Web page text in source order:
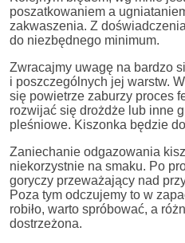
poszatkowaniem a
zakwaszenia. Z
do niezbędnego minimum.
Zwracajmy uwagę na bardzo
i poszczególnych jej warstw.
się powietrze zaburzy proces
rozwijać się drożdże lub inne
pleśniowe. Kiszonka będzie
Zaniechanie odgazowania
niekorzystnie na smaku. Po
goryczy przeważający nad
Poza tym odczujemy to w
robiło, warto spróbować, a
dostrzeżona.